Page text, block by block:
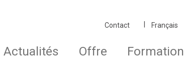
Contact
Actualités Offre Formation